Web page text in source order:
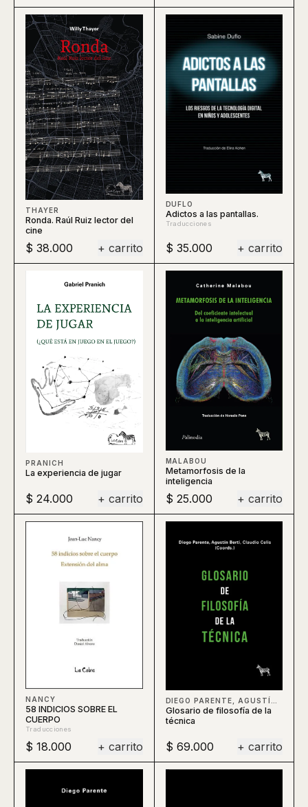
THAYER
Ronda. Raúl Ruiz lector del
cine
$ 38.000 + carrito
DUFLO
Adictos a las pantallas.
Traducciones
$ 35.000 + carrito
PRANICH
La experiencia de jugar
$ 24.000 + carrito
MALABOU
Metamorfosis de la
inteligencia
$ 25.000 + carrito
NANCY
58 INDICIOS SOBRE EL
CUERPO
Traducciones
$ 18.000 + carrito
DIEGO PARENTE, AGUSTÍN BERTI, CLAUDIO CELIS, BERTI
Glosario de filosofía de la
técnica
$ 69.000 + carrito